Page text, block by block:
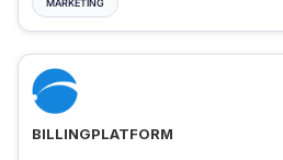
MARKETING
BILLINGPLATFORM